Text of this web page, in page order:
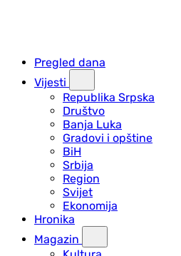
Pregled dana
Vijesti
Republika Srpska
Društvo
Banja Luka
Gradovi i opštine
BiH
Srbija
Region
Svijet
Ekonomija
Hronika
Magazin